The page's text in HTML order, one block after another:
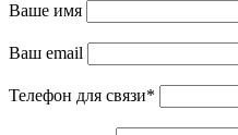
Ваше имя
Ваш email
Телефон для связи*